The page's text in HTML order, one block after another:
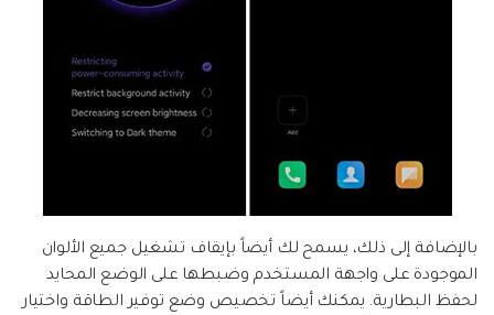
بالإضافة إلى ذلك، يسمح لك أيضاً بإيقاف تشغيل جميع الألوان
الموجودة على واجهة المستخدم وضبطها على الوضع المحايد
لحفظ البطارية. يمكنك أيضاً تخصيص وضع توفير الطاقة واختيار